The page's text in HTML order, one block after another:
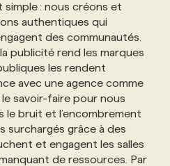
simple : nous créons et
authentiques qui
des communautés.
publicité rend les marques
les rendent
avec une agence comme
savoir-faire pour nous
le bruit et l’encombrement
surchargés grâce à des
et engagent les salles
de ressources. Par